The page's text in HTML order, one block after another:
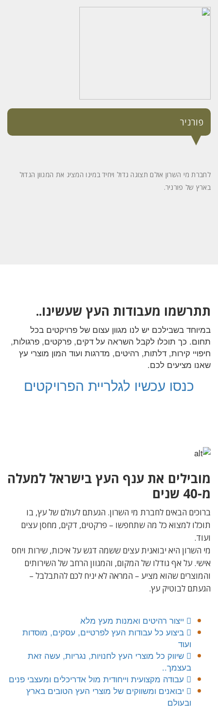
פורניר
לחברת מי השרון אולם תצוגה גדול ויחיד במינו המציג את המגוון הגדול
בארץ של פורניר.
תתרשמו מעבודות העץ שעשינו..
במיוחד בשבילכם יש לנו מגוון עצום של פרויקטים בכל
תחום. כך תוכלו לקבל השראה על דקים, פרקטים, פרגולות,
חיפויי קירות, דלתות, רהיטים, מדרגות ועוד המון מוצרי עץ
שאנו מציעים לכם.
כנסו עכשיו לגלריית הפרויקטים
מובילים את ענף העץ בישראל למעלה
מ-40 שנים
ברוכים הבאים לחברת מי השרון. הגעתם לעולם של עץ, בו
תוכלו למצוא כל מה שתחפשו – פרקטים, דקים, מחסן עצים
ועוד.
מי השרון היא יבואנית עצים ששמה דגש על איכות, שירות ויחס
אישי. על אף גודלו של המקום, והמגוון הרחב של השירותים
והמוצרים שהוא מציע – המראה לא יניח לכם להתבלבל –
הגעתם לבוטיק עץ.
ייצור רהיטים ואמנות מעץ מלא
ביצוע כל עבודות העץ לפרטיים, עסקים, מוסדות
ועוד
שיווק כל מוצרי העץ לחנויות, נגריות, עשה זאת
בעצמך..
עבודה מקצועית וייחודית מול אדריכלים ומעצבי פנים
יבואנים ומשווקים של מוצרי העץ הטובים בארץ
ובעולם